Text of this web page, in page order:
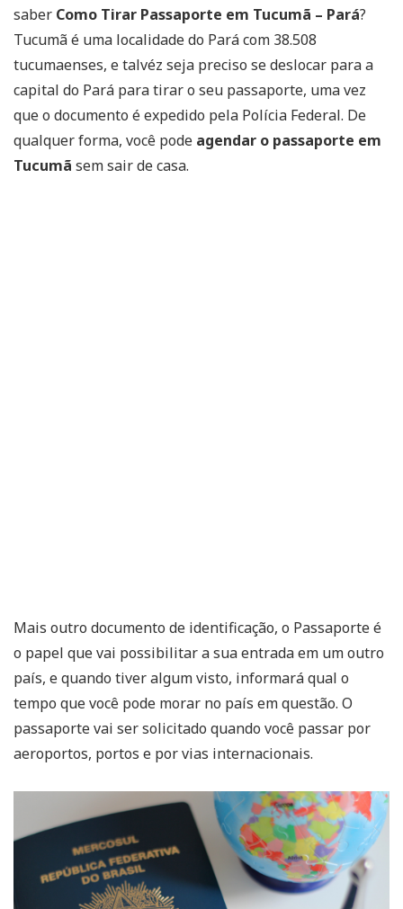
saber Como Tirar Passaporte em Tucumã – Pará?
Tucumã é uma localidade do Pará com 38.508
tucumaenses, e talvéz seja preciso se deslocar para a
capital do Pará para tirar o seu passaporte, uma vez
que o documento é expedido pela Polícia Federal. De
qualquer forma, você pode agendar o passaporte em
Tucumã sem sair de casa.
Mais outro documento de identificação, o Passaporte é
o papel que vai possibilitar a sua entrada em um outro
país, e quando tiver algum visto, informará qual o
tempo que você pode morar no país em questão. O
passaporte vai ser solicitado quando você passar por
aeroportos, portos e por vias internacionais.